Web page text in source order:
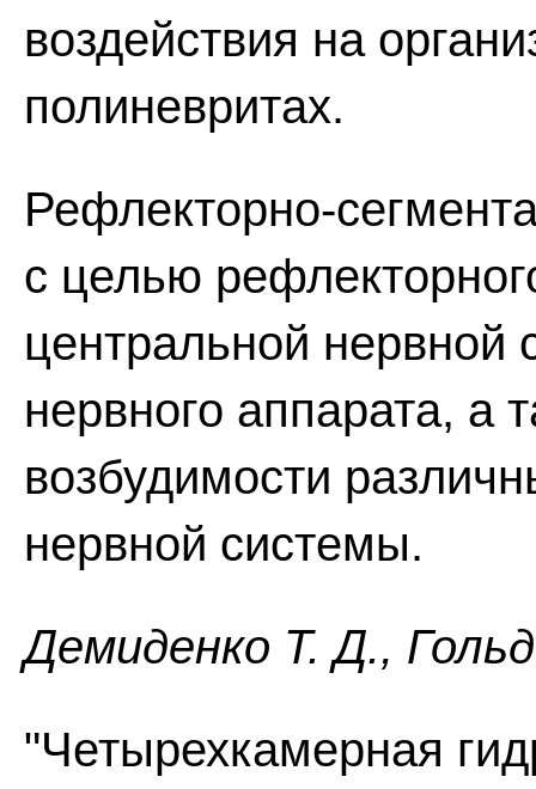
воздействия на
полиневритах.
Рефлекторно-
с целью
центральной нервной
нервного аппарата, а
возбудимости
нервной системы.
Демиденко Т. Д.,
"Четырехкамерная